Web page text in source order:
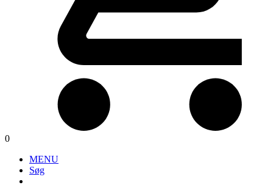
0
MENU
Søg